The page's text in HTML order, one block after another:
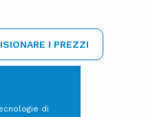
I PREZZI
di